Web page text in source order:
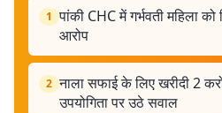
1 पांकी CHC में गर्भवती महिला
आरोप
2 नाला सफाई के लिए खरीदी 2
उपयोगिता पर उठे सवाल